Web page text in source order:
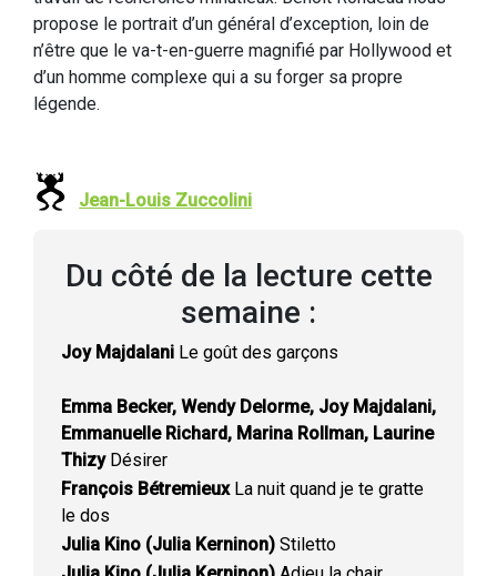
propose le portrait d’un général d’exception, loin de
n’être que le va-t-en-guerre magnifié par Hollywood et
d’un homme complexe qui a su forger sa propre
légende.
Jean-Louis Zuccolini
Du côté de la lecture cette
semaine :
Joy Majdalani Le goût des garçons
Emma Becker, Wendy Delorme, Joy Majdalani,
Emmanuelle Richard, Marina Rollman, Laurine
ThizyDésirer
François BétremieuxLa nuit quand je te gratte
le dos
Julia Kino (Julia Kerninon) Stiletto